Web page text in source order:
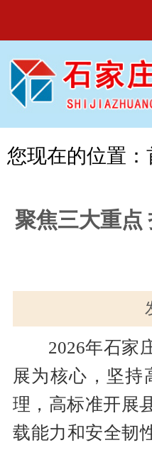
您现在的位置：
聚焦三大重
2026年石家
展为核心，坚持
理，高标准开展
载能力和安全韧